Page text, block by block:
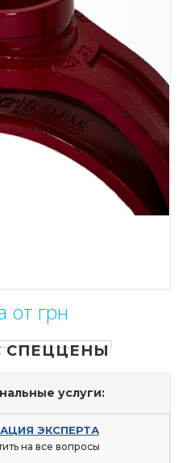
от грн
СПЕЦЦЕНЫ
услуги:
ЭКСПЕРТА
на все вопросы